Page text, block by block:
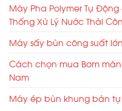
Máy Pha Polymer Tự Động
Thống Xử Lý Nước Thải
Máy sấy bùn công suất
Cách chọn mua Bơm
Nam
Máy ép bùn khung bản